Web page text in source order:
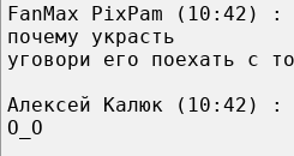
FanMax PixPam (10:42) :
почему украсть
уговори его поехать с
Алексей Калюк (10:42) :
О_О